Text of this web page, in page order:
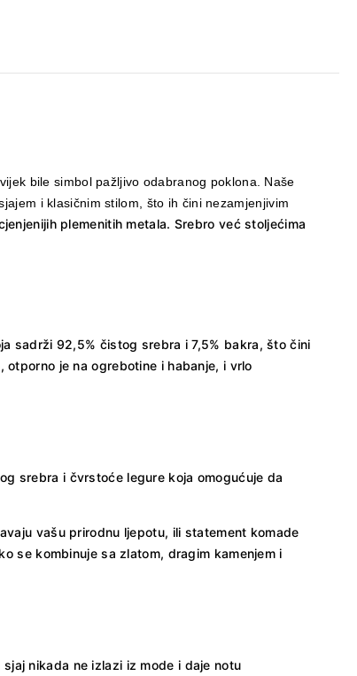
bile simbol pažljivo odabranog poklona. Naše
i klasičnim stilom, što ih čini nezamjenjivim
plemenitih metala. Srebro već stoljećima
sadrži 92,5% čistog srebra i 7,5% bakra, što čini
je na ogrebotine i habanje, i vrlo
srebra i čvrstoće legure koja omogućuje da
vašu prirodnu ljepotu, ili statement komade
se kombinuje sa zlatom, dragim kamenjem i
nikada ne izlazi iz mode i daje notu